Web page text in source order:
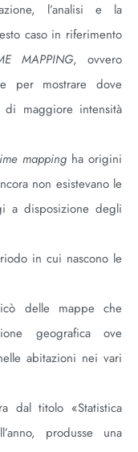
l’analisi e la
caso in riferimento
MAPPING, ovvero
per mostrare dove
maggiore intensità
mapping ha origini
non esistevano le
a disposizione degli
in cui nascono le
delle mappe che
geografica ove
abitazioni nei vari
dal titolo «Statistica
produsse una